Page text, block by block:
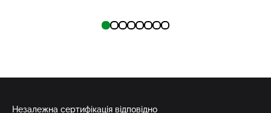
Незалежна сертифікація відповідно